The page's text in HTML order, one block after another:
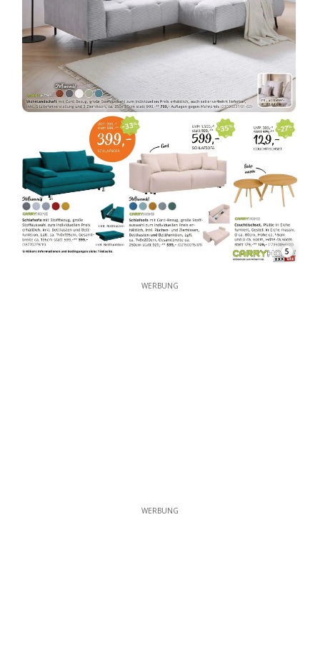
5
WERBUNG
WERBUNG